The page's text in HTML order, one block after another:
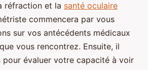
réfraction et la santé oculaire
commencera par vous
sur vos antécédents médicaux
vous rencontrez. Ensuite, il
pour évaluer votre capacité à voir